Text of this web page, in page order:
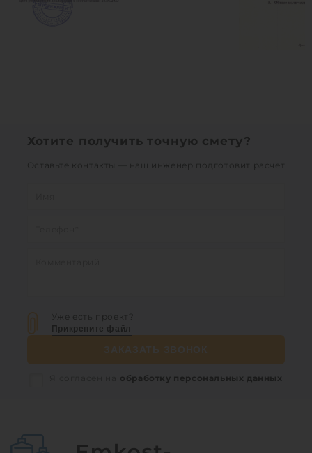
Хотите получить точную смету?
Оставьте контакты — наш инженер подготовит расчет
Уже есть проект?
Прикрепите файл
обработку персональных данных